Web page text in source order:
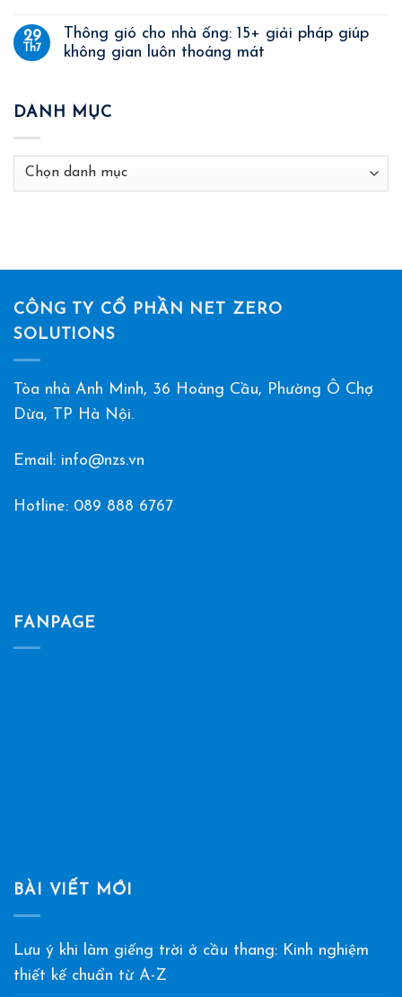
29
Th7
Thông gió cho nhà ống: 15+ giải pháp giúp
không gian luôn thoáng mát
DANH MỤC
Danh
mục
CÔNG TY CỔ PHẦN NET ZERO
SOLUTIONS
Tòa nhà Anh Minh, 36 Hoàng Cầu, Phường Ô Chợ
Dừa, TP Hà Nội.
Email: info@nzs.vn
Hotline: 089 888 6767
FANPAGE
BÀI VIẾT MỚI
Lưu ý khi làm giếng trời ở cầu thang: Kinh nghiệm
thiết kế chuẩn từ A-Z